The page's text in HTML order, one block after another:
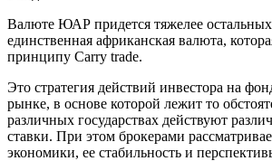
Валюте ЮАР придется тяжелее
единственная африканская валюта,
принципу Carry trade.
Это стратегия действий инвестора на
рынке, в основе которой лежит то
различных государствах действуют
ставки. При этом брокерами
экономики, ее стабильность и